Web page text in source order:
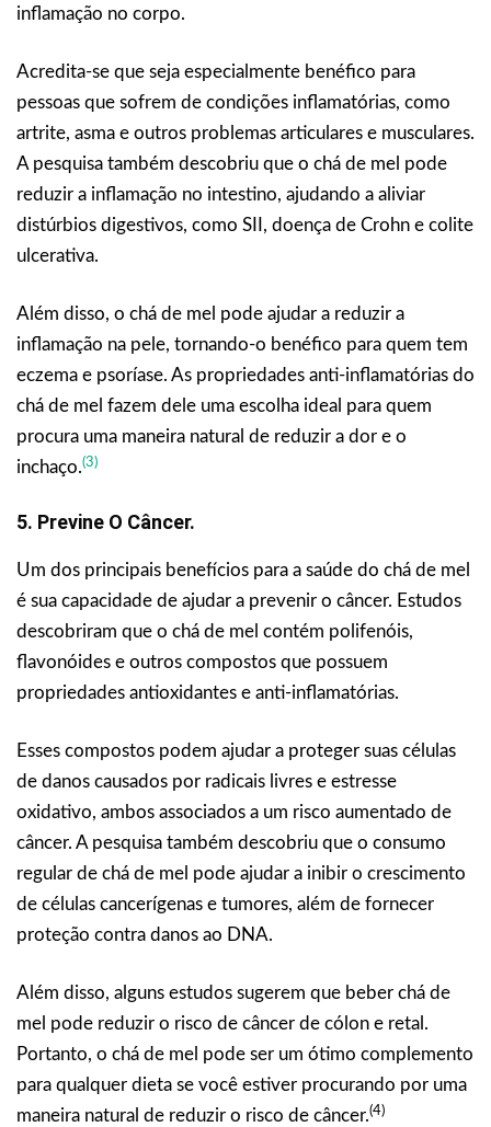
inflamação no corpo.
Acredita-se que seja especialmente benéfico para
pessoas que sofrem de condições inflamatórias, como
artrite, asma e outros problemas articulares e musculares.
A pesquisa também descobriu que o chá de mel pode
reduzir a inflamação no intestino, ajudando a aliviar
distúrbios digestivos, como SII, doença de Crohn e colite
ulcerativa.
Além disso, o chá de mel pode ajudar a reduzir a
inflamação na pele, tornando-o benéfico para quem tem
eczema e psoríase. As propriedades anti-inflamatórias do
chá de mel fazem dele uma escolha ideal para quem
procura uma maneira natural de reduzir a dor e o
inchaço.(3)
5. Previne O Câncer.
Um dos principais benefícios para a saúde do chá de mel
é sua capacidade de ajudar a prevenir o câncer. Estudos
descobriram que o chá de mel contém polifenóis,
flavonóides e outros compostos que possuem
propriedades antioxidantes e anti-inflamatórias.
Esses compostos podem ajudar a proteger suas células
de danos causados por radicais livres e estresse
oxidativo, ambos associados a um risco aumentado de
câncer. A pesquisa também descobriu que o consumo
regular de chá de mel pode ajudar a inibir o crescimento
de células cancerígenas e tumores, além de fornecer
proteção contra danos ao DNA.
Além disso, alguns estudos sugerem que beber chá de
mel pode reduzir o risco de câncer de cólon e retal.
Portanto, o chá de mel pode ser um ótimo complemento
para qualquer dieta se você estiver procurando por uma
maneira natural de reduzir o risco de câncer.(4)